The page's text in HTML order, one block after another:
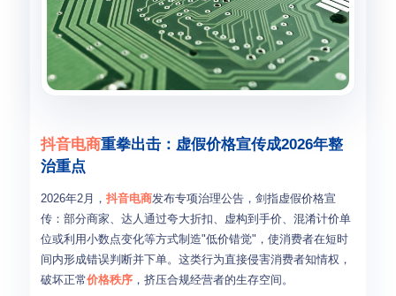
抖音电商重拳出击：虚假价格宣传成2026年整
治重点
2026年2月， 抖音电商发布专项治理公告，剑指虚假价格宣
传：部分商家、达人通过夸大折扣、虚构到手价、混淆计价单
位或利用小数点变化等方式制造"低价错觉"，使消费者在短时
间内形成错误判断并下单。这类行为直接侵害消费者知情权，
破坏正常价格秩序 ，挤压合规经营者的生存空间。